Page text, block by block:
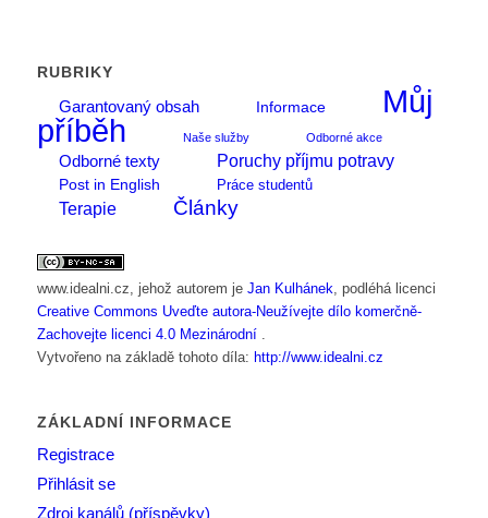
RUBRIKY
Garantovaný obsah
Informace
Můj
příběh
Naše služby Odborné akce
Odborné texty Poruchy příjmu potravy
Post in English Práce studentů
Terapie Články
www.idealni.cz , jehož autorem je Jan Kulhánek , podléhá licenci
Creative Commons Uveďte autora-Neužívejte dílo komerčně-
Zachovejte licenci 4.0 Mezinárodní
Vytvořeno na základě tohoto díla: http://www.idealni.cz
ZÁKLADNÍ INFORMACE
Registrace
Přihlásit se
Zdroj kanálů (příspěvky)